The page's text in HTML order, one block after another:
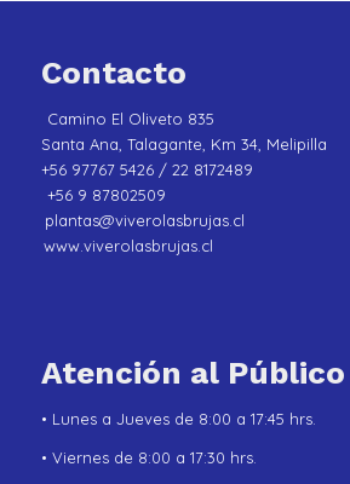
Contacto
Camino El Oliveto 835
Santa Ana, Talagante, Km 34, Melipilla
+56 97767 5426 / 22 8172489
+56 9 87802509
plantas@viverolasbrujas.cl
www.viverolasbrujas.cl
Atención al Público
• Lunes a Jueves de 8:00 a 17:45 hrs.
• Viernes de 8:00 a 17:30 hrs.